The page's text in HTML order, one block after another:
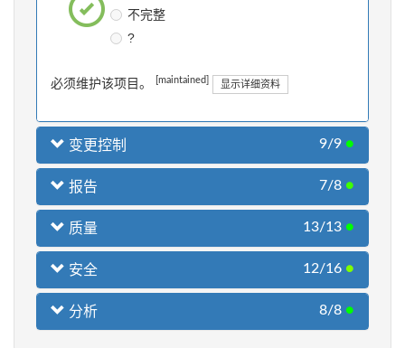
不完整
?
必须维护该项目。 [maintained] 显示详细资料
变更控制 9/9 ●
报告 7/8 ●
质量 13/13 ●
安全 12/16 ●
分析 8/8 ●